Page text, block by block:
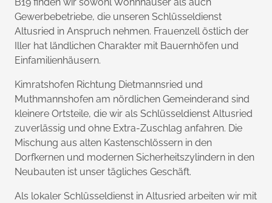
B19 finden wir sowohl Wohnhäuser als auch
Gewerbebetriebe, die unseren Schlüsseldienst
Altusried in Anspruch nehmen. Frauenzell östlich der
Iller hat ländlichen Charakter mit Bauernhöfen und
Einfamilienhäusern.
Kimratshofen Richtung Dietmannsried und
Muthmannshofen am nördlichen Gemeinderand sind
kleinere Ortsteile, die wir als Schlüsseldienst Altusried
zuverlässig und ohne Extra-Zuschlag anfahren. Die
Mischung aus alten Kastenschlössern in den
Dorfkernen und modernen Sicherheitszylindern in den
Neubauten ist unser tägliches Geschäft.
Als lokaler Schlüsseldienst in Altusried arbeiten wir mit